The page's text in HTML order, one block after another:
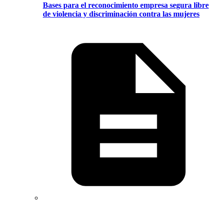
Bases para el reconocimiento empresa segura libre
de violencia y discriminación contra las mujeres